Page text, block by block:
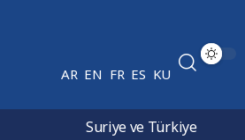
AR EN FR ES KU
Suriye ve Türkiye